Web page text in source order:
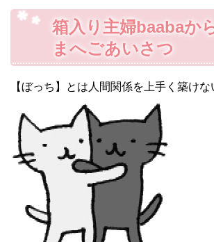
箱入り主婦baabaか
まへごあいさつ
【ぼっち】とは人間関係を上手く築け